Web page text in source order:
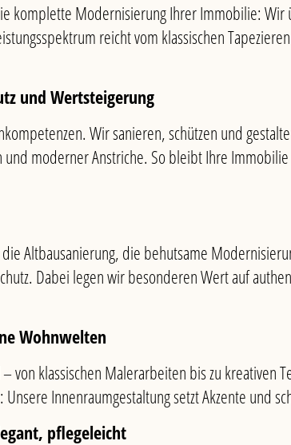
komplette Modernisierung Ihrer Immobilie:
reicht vom klassischen
und Wertsteigerung
Wir sanieren, schützen und
moderner Anstriche. So bleibt Ihre
Altbausanierung, die behutsame
Dabei legen wir besonderen Wert auf
Wohnwelten
klassischen Malerarbeiten bis zu kreativen
Innenraumgestaltung setzt Akzente und
pflegeleicht